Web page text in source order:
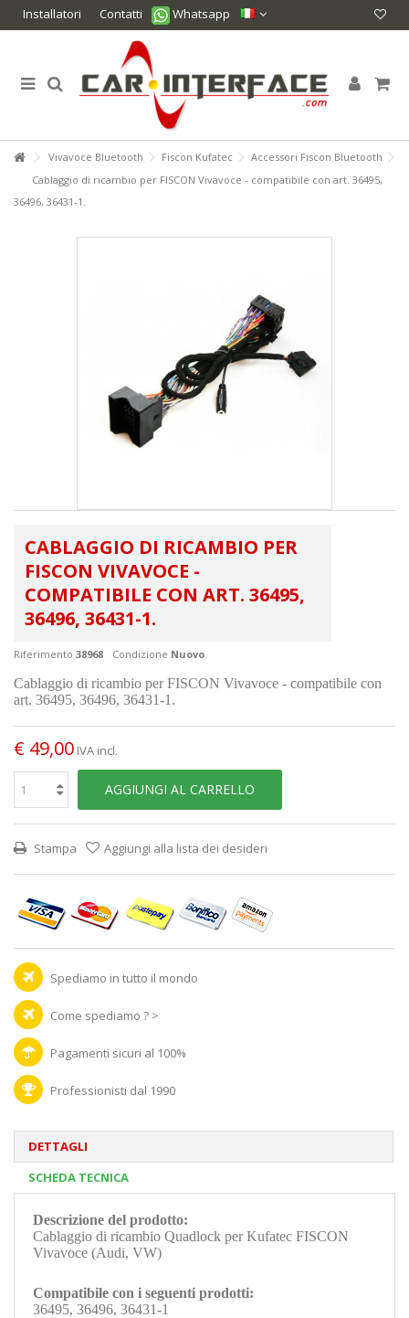
Installatori Contatti Whatsapp
Vivavoce Bluetooth Fiscon Kufatec
Accessori Fiscon Bluetooth
Cablaggio di ricambio per FISCON Vivavoce - compatibile con art. 36495,
36496, 36431-1.
CABLAGGIO DI RICAMBIO PER
FISCON VIVAVOCE -
COMPATIBILE CON ART. 36495,
36496, 36431-1.
Riferimento 38968 Condizione Nuovo
Cablaggio di ricambio per FISCON Vivavoce - compatibile con
art. 36495, 36496, 36431-1.
€ 49,00 IVA incl.
AGGIUNGI AL CARRELLO
Stampa Aggiungi alla lista dei desideri
Spediamo in tutto il mondo
Come spediamo ? >
Pagamenti sicuri al 100%
Professionisti dal 1990
DETTAGLI
SCHEDA TECNICA
Descrizione del prodotto:
Cablaggio di ricambio Quadlock per Kufatec FISCON
Vivavoce (Audi, VW)
Compatibile con i seguenti prodotti:
36495, 36496, 36431-1